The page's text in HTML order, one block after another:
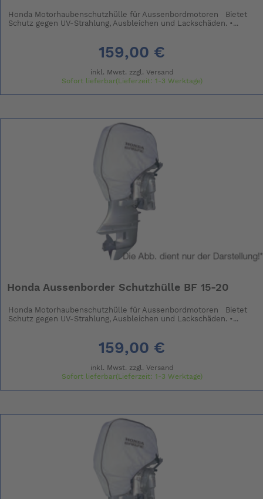
Honda Motorhaubenschutzhülle für Aussenbordmotoren Bietet
Schutz gegen UV-Strahlung, Ausbleichen und Lackschäden. •...
159,00 €
inkl. Mwst. zzgl. Versand
Sofort lieferbar(Lieferzeit: 1-3 Werktage)
Honda Aussenborder Schutzhülle BF 15-20
Honda Motorhaubenschutzhülle für Aussenbordmotoren Bietet
Schutz gegen UV-Strahlung, Ausbleichen und Lackschäden. •...
159,00 €
inkl. Mwst. zzgl. Versand
Sofort lieferbar(Lieferzeit: 1-3 Werktage)